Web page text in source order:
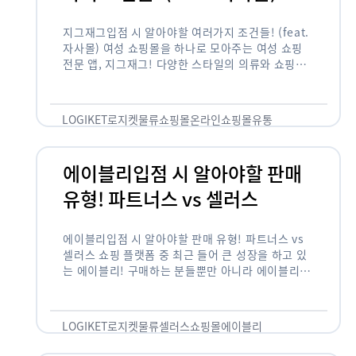
지그재그입점 시 알아야할 여러가지 조건들! (feat.
자사몰) 여성 쇼핑몰을 하나로 모아주는 여성 쇼핑
전문 앱, 지그재그! 다양한 스타일의 의류와 쇼핑몰
LOGIKET로지켓물류쇼핑몰온라인쇼핑몰유통
에이블리입점 시 알아야할 판매
유형! 파트너스 vs 셀러스
에이블리입점 시 알아야할 판매 유형! 파트너스 vs
셀러스 쇼핑 플랫폼 중 최근 들어 큰 성장을 하고 있
는 에이블리! 구매하는 분들뿐만 아니라 에이블리에
LOGIKET로지켓물류셀러스쇼핑몰에이블리